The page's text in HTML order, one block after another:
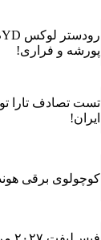
پورشه و فراری!
تست تصادف تارا
ایران!
کوچولوی برقی